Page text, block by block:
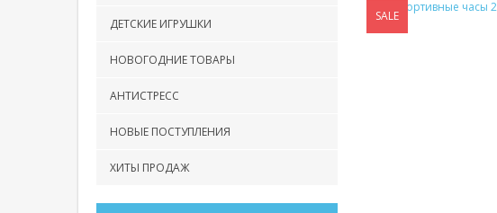
ДЕТСКИЕ ИГРУШКИ
НОВОГОДНИЕ ТОВАРЫ
АНТИСТРЕСС
НОВЫЕ ПОСТУПЛЕНИЯ
ХИТЫ ПРОДАЖ
SALE